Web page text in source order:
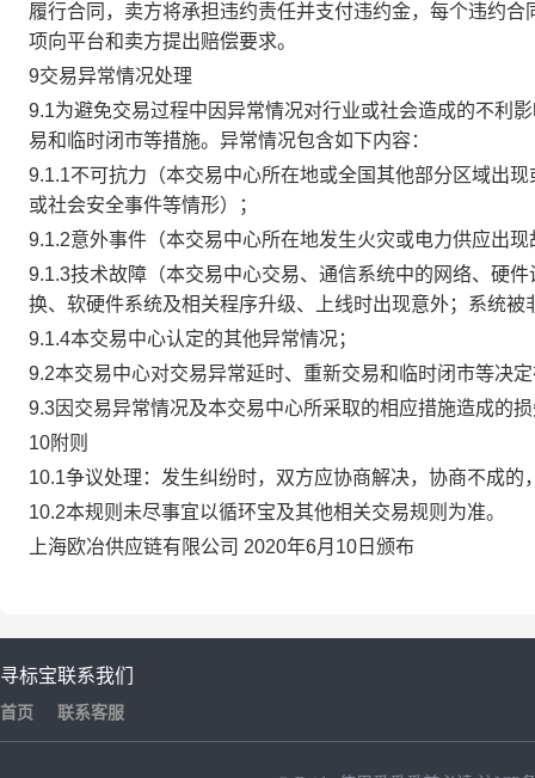
履行合同，卖方将承担违约责任并支付违约金，每个违约
项向平台和卖方提出赔偿要求。
9交易异常情况处理
9.1为避免交易过程中因异常情况对行业或社会造成的不利
易和临时闭市等措施。异常情况包含如下内容：
9.1.1不可抗力（本交易中心所在地或全国其他部分区域出
或社会安全事件等情形）；
9.1.2意外事件（本交易中心所在地发生火灾或电力供应出
9.1.3技术故障（本交易中心交易、通信系统中的网络、硬
换、软硬件系统及相关程序升级、上线时出现意外；系统
9.1.4本交易中心认定的其他异常情况；
9.2本交易中心对交易异常延时、重新交易和临时闭市等决
9.3因交易异常情况及本交易中心所采取的相应措施造成的
10附则
10.1争议处理：发生纠纷时，双方应协商解决，协商不成
10.2本规则未尽事宜以循环宝及其他相关交易规则为准。
上海欧冶供应链有限公司 2020年6月10日颁布
寻标宝
首页
联系我们
联系客服